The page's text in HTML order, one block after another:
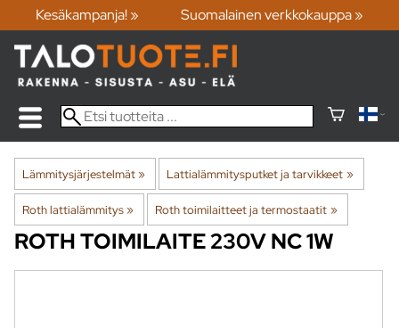
Kesäkampanja! » Suomalainen verkkokauppa »
Lämmitysjärjestelmät‪» Lattialämmitysputket ja tarvikkeet ‪»
Roth lattialämmitys‪» Roth toimilaitteet ja termostaatit ‪»
ROTHTOIMILAITE 230V NC 1W